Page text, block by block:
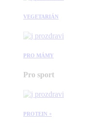
VEGETARIÁN
PRO MÁMY
Pro sport
PROTEIN +